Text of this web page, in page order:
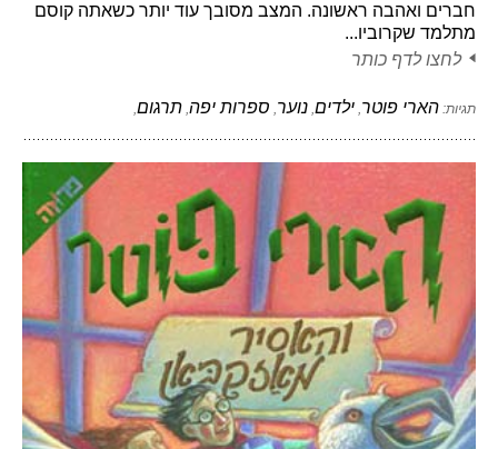
חברים ואהבה ראשונה. המצב מסובך עוד יותר כשאתה קוסם
מתלמד שקרוביו...
לחצו לדף כותר
תגיות: הארי פוטר, ילדים, נוער, ספרות יפה, תרגום,